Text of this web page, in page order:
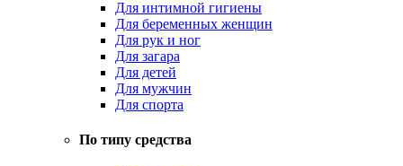
Для интимной гигиены
Для беременных женщин
Для рук и ног
Для загара
Для детей
Для мужчин
Для спорта
По типу средства